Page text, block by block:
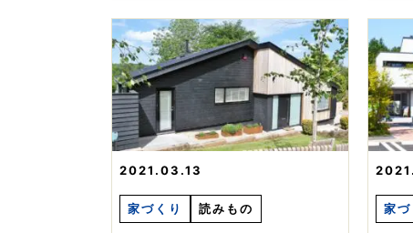
2021.03.13
家づくり 読みもの 家づ